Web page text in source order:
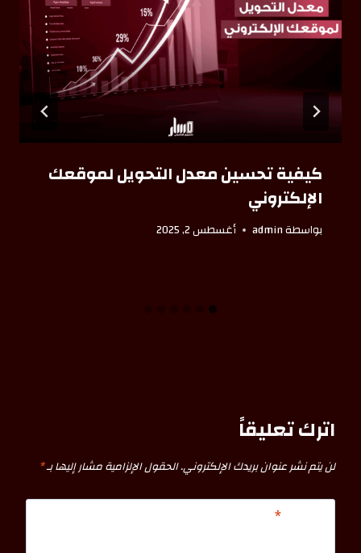
كيفية تحسين معدل التحويل لموقعك
الإلكتروني
بواسطةadmin أغسطس 2, 2025
اترك تعليقاً
لن يتم نشر عنوان بريدك الإلكتروني.الحقول الإلزامية مشار إليها بـ*
التعليق*